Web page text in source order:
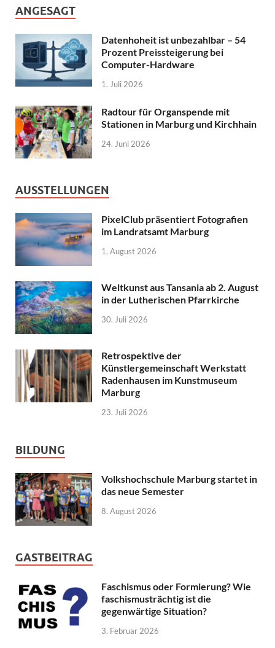
ANGESAGT
Datenhoheit ist unbezahlbar – 54
Prozent Preissteigerung bei
Computer-Hardware
1. Juli 2026
Radtour für Organspende mit
Stationen in Marburg und Kirchhain
24. Juni 2026
AUSSTELLUNGEN
PixelClub präsentiert Fotografien
im Landratsamt Marburg
1. August 2026
Weltkunst aus Tansania ab 2. August
in der Lutherischen Pfarrkirche
30. Juli 2026
Retrospektive der
Künstlergemeinschaft Werkstatt
Radenhausen im Kunstmuseum
Marburg
23. Juli 2026
BILDUNG
Volkshochschule Marburg startet in
das neue Semester
8. August 2026
GASTBEITRAG
Faschismus oder Formierung? Wie
faschismusträchtig ist die
gegenwärtige Situation?
3. Februar 2026